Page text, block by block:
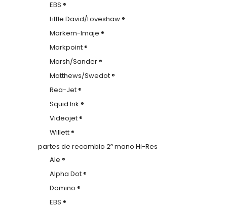
EBS ®
Little David/Loveshaw ®
Markem-Imaje ®
Markpoint ®
Marsh/Sander ®
Matthews/Swedot ®
Rea-Jet ®
Squid Ink ®
Videojet ®
Willett ®
partes de recambio 2º mano Hi-Res
Ale ®
Alpha Dot ®
Domino ®
EBS ®